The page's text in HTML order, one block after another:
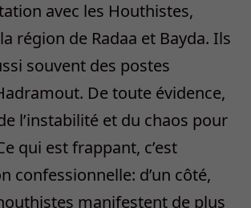
avec les Houthistes,
région de Radaa et Bayda. Ils
souvent des postes
De toute évidence,
l’instabilité et du chaos pour
qui est frappant, c’est
confessionnelle: d’un côté,
manifestent de plus